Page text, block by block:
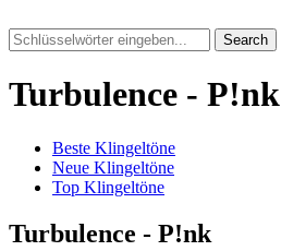
Search
Turbulence - P!nk
Beste Klingeltöne
Neue Klingeltöne
Top Klingeltöne
Turbulence - P!nk